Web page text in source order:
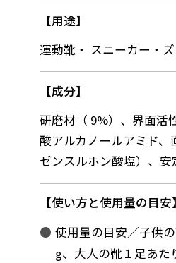
用途
運動靴・ スニーカー・
成分
研磨材（ 9%）、界面活
酸アルカノールアミド、
ゼンスルホン酸塩）、安
使い方と使用量の目安
使用量の目安／子供
g、大人の靴１足あた